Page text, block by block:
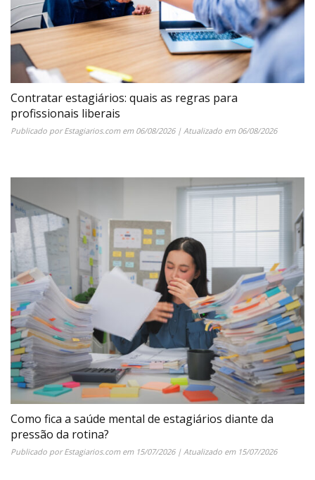
Contratar estagiários: quais as regras para
profissionais liberais
Publicado porEstagiarios.comem 06/08/2026| Atualizado em 06/08/2026
Como fica a saúde mental de estagiários diante da
pressão da rotina?
Publicado porEstagiarios.comem 15/07/2026| Atualizado em 15/07/2026